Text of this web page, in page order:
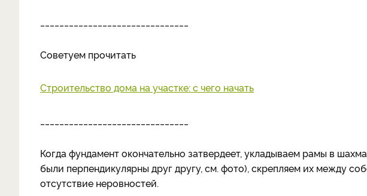
Советуем прочитать
Строительство дома на участке: с чего начать
Когда фундамент окончательно затвердеет, укладываем рамы в
были перпендикулярны друг другу, см. фото), скрепляем их между
отсутствие неровностей.